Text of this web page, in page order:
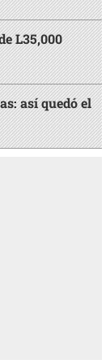
L35,000
así quedó el